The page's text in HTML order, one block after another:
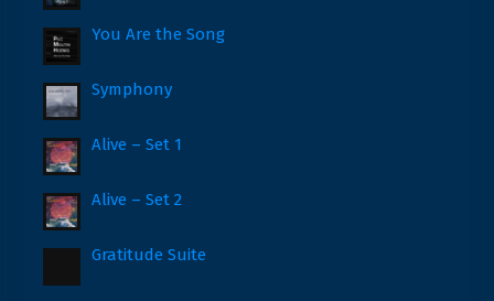
You Are the Song
Symphony
Alive – Set 1
Alive – Set 2
Gratitude Suite